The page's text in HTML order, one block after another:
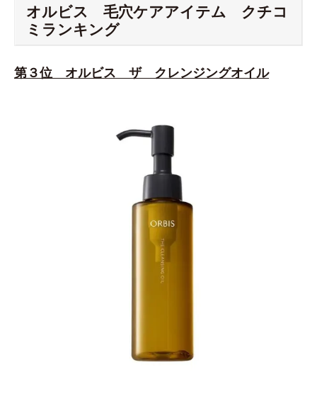
オルビス 毛穴ケアアイテム クチコ
ミランキング
第３位 オルビス ザ クレンジングオイル